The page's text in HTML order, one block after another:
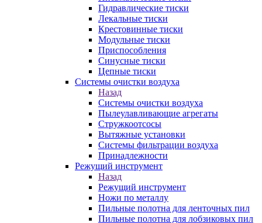
Гидравлические тиски
Лекальные тиски
Крестовинные тиски
Модульные тиски
Приспособления
Синусные тиски
Цепные тиски
Системы очистки воздуха
Назад
Системы очистки воздуха
Пылеулавливающие агрегаты
Стружкоотсосы
Вытяжные установки
Системы фильтрации воздуха
Принадлежности
Режущий инструмент
Назад
Режущий инструмент
Ножи по металлу
Пильные полотна для ленточных пил
Пильные полотна для лобзиковых пил